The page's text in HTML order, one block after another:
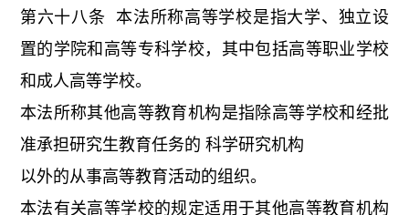
第六十八条 本法所称高等学校是指大学、独立设
置的学院和高等专科学校，其中包括高等职业学校
和成人高等学校。
本法所称其他高等教育机构是指除高等学校和经批
准承担研究生教育任务的 科学研究机构
以外的从事高等教育活动的组织。
本法有关高等学校的规定适用于其他高等教育机构